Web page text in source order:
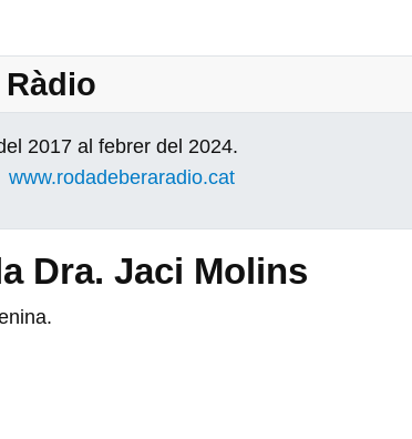
2017 al febrer del 2024.
www.rodadeberaradio.cat
Dra. Jaci Molins